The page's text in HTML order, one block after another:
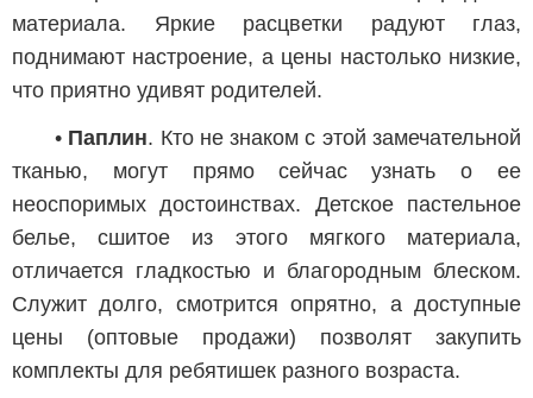
материала. Яркие расцветки радуют глаз,
поднимают настроение, а цены настолько низкие,
что приятно удивят родителей.
• Паплин. Кто не знаком с этой замечательной
тканью, могут прямо сейчас узнать о ее
неоспоримых достоинствах. Детское пастельное
белье, сшитое из этого мягкого материала,
отличается гладкостью и благородным блеском.
Служит долго, смотрится опрятно, а доступные
цены (оптовые продажи) позволят закупить
комплекты для ребятишек разного возраста.